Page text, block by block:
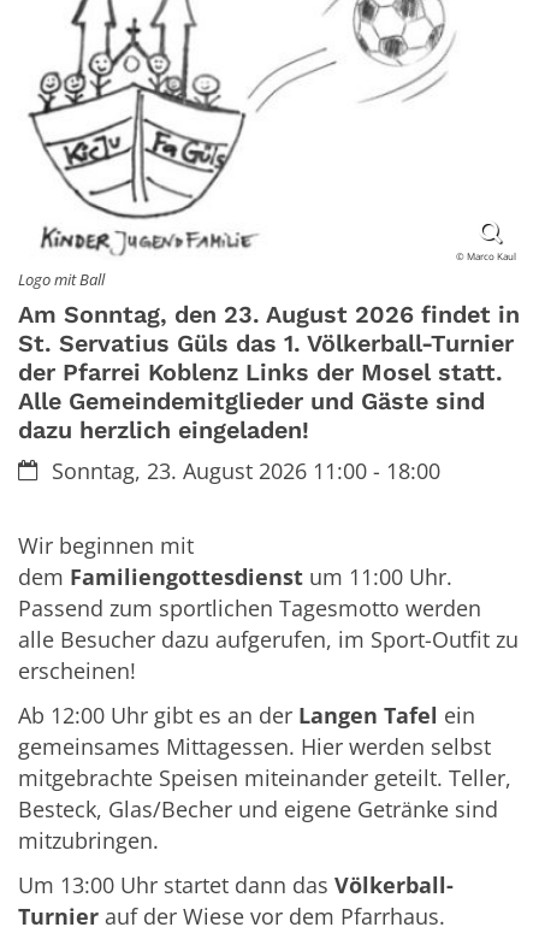
© Marco Kaul
Logo mit Ball
Am Sonntag, den 23. August 2026 findet in
St. Servatius Güls das 1. Völkerball-Turnier
der Pfarrei Koblenz Links der Mosel statt.
Alle Gemeindemitglieder und Gäste sind
dazu herzlich eingeladen!
Datum:Sonntag, 23. August 2026 11:00 - 18:00
Wir beginnen mit
dem Familiengottesdienst um 11:00 Uhr.
Passend zum sportlichen Tagesmotto werden
alle Besucher dazu aufgerufen, im Sport-Outfit zu
erscheinen!
Ab 12:00 Uhr gibt es an der Langen Tafel ein
gemeinsames Mittagessen. Hier werden selbst
mitgebrachte Speisen miteinander geteilt. Teller,
Besteck, Glas/Becher und eigene Getränke sind
mitzubringen.
Um 13:00 Uhr startet dann das Völkerball-
Turnier auf der Wiese vor dem Pfarrhaus.